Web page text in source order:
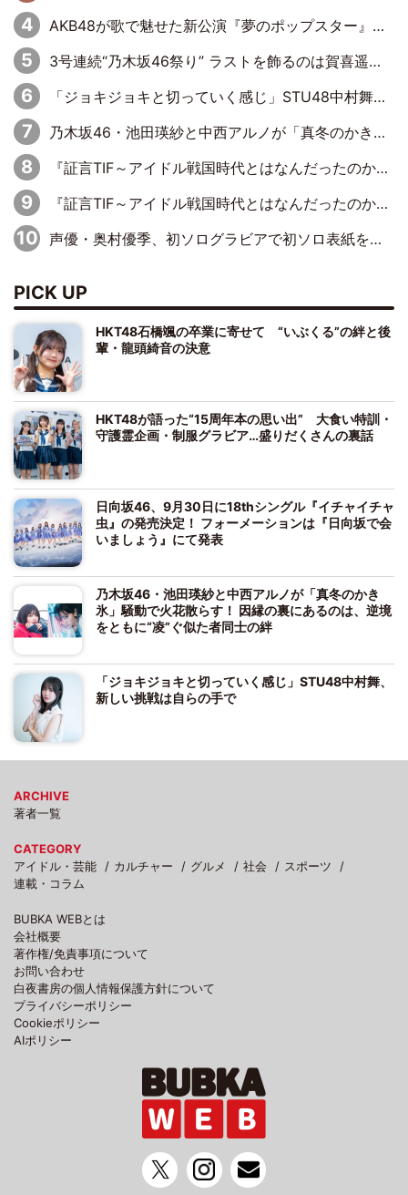
AKB48が歌で魅せた新公演『夢のポップスター』 初日から全身全霊のステージ
3号連続“乃木坂46祭り” ラストを飾るのは賀喜遥香…5年ぶりの登場に「5年分大人になった私を見ていただけたら」
「ジョキジョキと切っていく感じ」STU48中村舞、新しい挑戦は自らの手で
乃木坂46・池田瑛紗と中西アルノが「真冬のかき氷」騒動で火花散らす！ 因縁の裏にあるのは、逆境をともに“凌”ぐ似た者同士の絆
『証言TIF～アイドル戦国時代とはなんだったのか～』第11回：私立恵比寿中学・真山りか×安本彩花「TIFで10年ぶりのキョンシーメイクをしたら、場を完全に引かせてしまって。時代が変わったんだなって」
『証言TIF～アイドル戦国時代とはなんだったのか～』第6回：でんぱ組.inc・古川未鈴×相沢梨紗「『ハロプロやりたかったな』って言ったら、夢眠ねむさんに『てめえはでんぱ組．incなんだよ！』って肩パンされて(笑)」
声優・奥村優季、初ソログラビアで初ソロ表紙を飾る！ 初めて見せる表情や、声優を志したきっかけなどを語った必読のインタビューを掲載
PICK UP
HKT48石橋颯の卒業に寄せて “いぶくる”の絆と後
輩・龍頭綺音の決意
HKT48が語った“15周年本の思い出” 大食い特訓・
守護霊企画・制服グラビア…盛りだくさんの裏話
日向坂46、9月30日に18thシングル『イチャイチャ
虫』の発売決定！ フォーメーションは『日向坂で会
いましょう』にて発表
乃木坂46・池田瑛紗と中西アルノが「真冬のかき
氷」騒動で火花散らす！ 因縁の裏にあるのは、逆境
をともに“凌”ぐ似た者同士の絆
「ジョキジョキと切っていく感じ」STU48中村舞、
新しい挑戦は自らの手で
ARCHIVE
著者一覧
CATEGORY
アイドル・芸能
カルチャー グルメ 社会
スポーツ
連載・コラム
BUBKA WEBとは
会社概要
著作権/免責事項について
お問い合わせ
白夜書房の個人情報保護方針について
プライバシーポリシー
Cookieポリシー
AIポリシー